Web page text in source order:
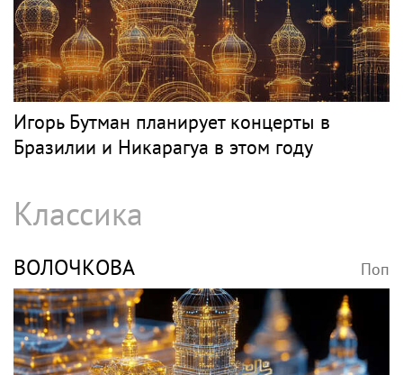
Игорь Бутман планирует концерты в
Бразилии и Никарагуа в этом году
Классика
ВОЛОЧКОВА Поп